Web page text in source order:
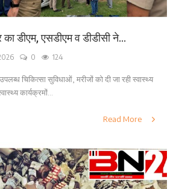
डीएम, एसडीएम व डीडीसी ने...
0 124
चिकित्सा सुविधाओं, मरीजों को दी जा रही स्वास्थ्य
कार्यक्रमों...
Read More